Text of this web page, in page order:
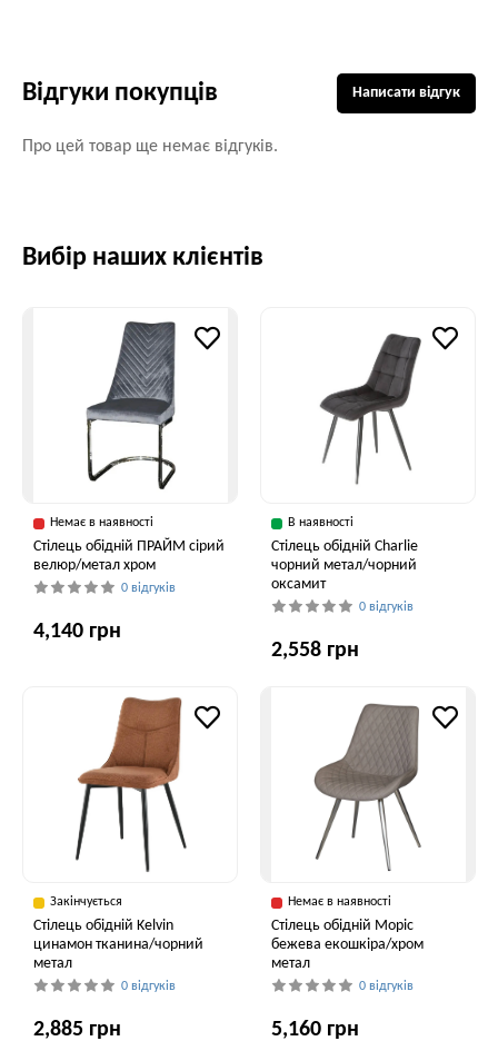
Відгуки покупців
Про цей товар ще немає відгуків.
Написати відгук
Вибір наших клієнтів
Немає в наявності
Стілець обідній ПРАЙМ сірий
велюр/метал хром
0 відгуків
4,140 грн
В наявності
Стілець обідній Charlie
чорний метал/чорний
оксамит
0 відгуків
2,558 грн
Закінчується
Cтілець обідній Kelvin
цинамон тканина/чорний
метал
0 відгуків
2,885 грн
Немає в наявності
Стілець обідній Моріс
бежева екошкіра/хром
метал
0 відгуків
5,160 грн